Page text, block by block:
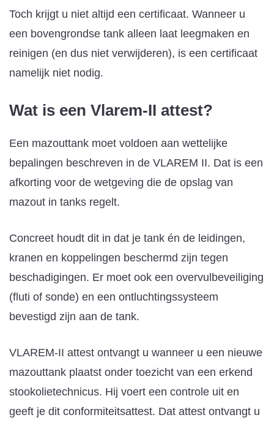
Toch krijgt u niet altijd een certificaat. Wanneer u
een bovengrondse tank alleen laat leegmaken en
reinigen (en dus niet verwijderen), is een certificaat
namelijk niet nodig.
Wat is een Vlarem-II attest?
Een mazouttank moet voldoen aan wettelijke
bepalingen beschreven in de VLAREM II. Dat is een
afkorting voor de wetgeving die de opslag van
mazout in tanks regelt.
Concreet houdt dit in dat je tank én de leidingen,
kranen en koppelingen beschermd zijn tegen
beschadigingen. Er moet ook een overvulbeveiliging
(fluti of sonde) en een ontluchtingssysteem
bevestigd zijn aan de tank.
VLAREM-II attest ontvangt u wanneer u een nieuwe
mazouttank plaatst onder toezicht van een erkend
stookolietechnicus. Hij voert een controle uit en
geeft je dit conformiteitsattest. Dat attest ontvangt u